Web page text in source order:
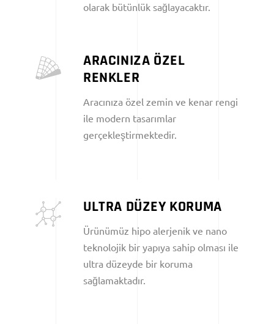
olarak bütünlük sağlayacaktır.
ARACINIZA ÖZEL
RENKLER
Aracınıza özel zemin ve kenar rengi
ile modern tasarımlar
gerçekleştirmektedir.
ULTRA DÜZEY KORUMA
Ürünümüz hipo alerjenik ve nano
teknolojik bir yapıya sahip olması ile
ultra düzeyde bir koruma
sağlamaktadır.